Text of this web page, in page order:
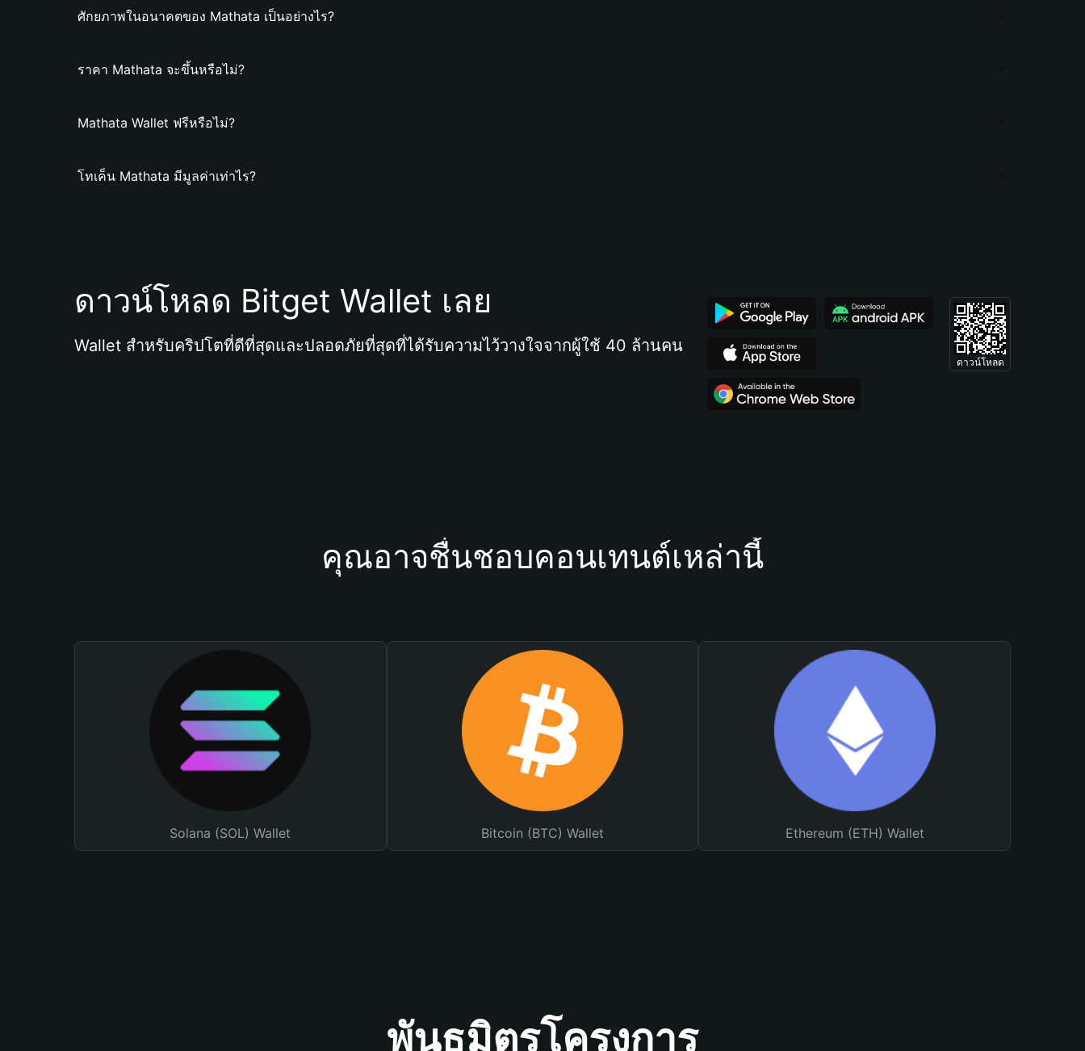
ศักยภาพในอนาคตของ Mathata เป็นอย่างไร?
ราคา Mathata จะขึ้นหรือไม่?
Mathata Wallet ฟรีหรือไม่?
โทเค็น Mathata มีมูลค่าเท่าไร?
ดาวน์โหลด Bitget Wallet เลย
Wallet สำหรับคริปโตที่ดีที่สุดและปลอดภัยที่สุดที่ได้รับความไว้วางใจจากผู้ใช้ 40 ล้านคน
ดาวน์โหลด
คุณอาจชื่นชอบคอนเทนต์เหล่านี้
Solana (SOL) Wallet Bitcoin (BTC) Wallet Ethereum (ETH) Wallet
พันธมิตรโครงการ